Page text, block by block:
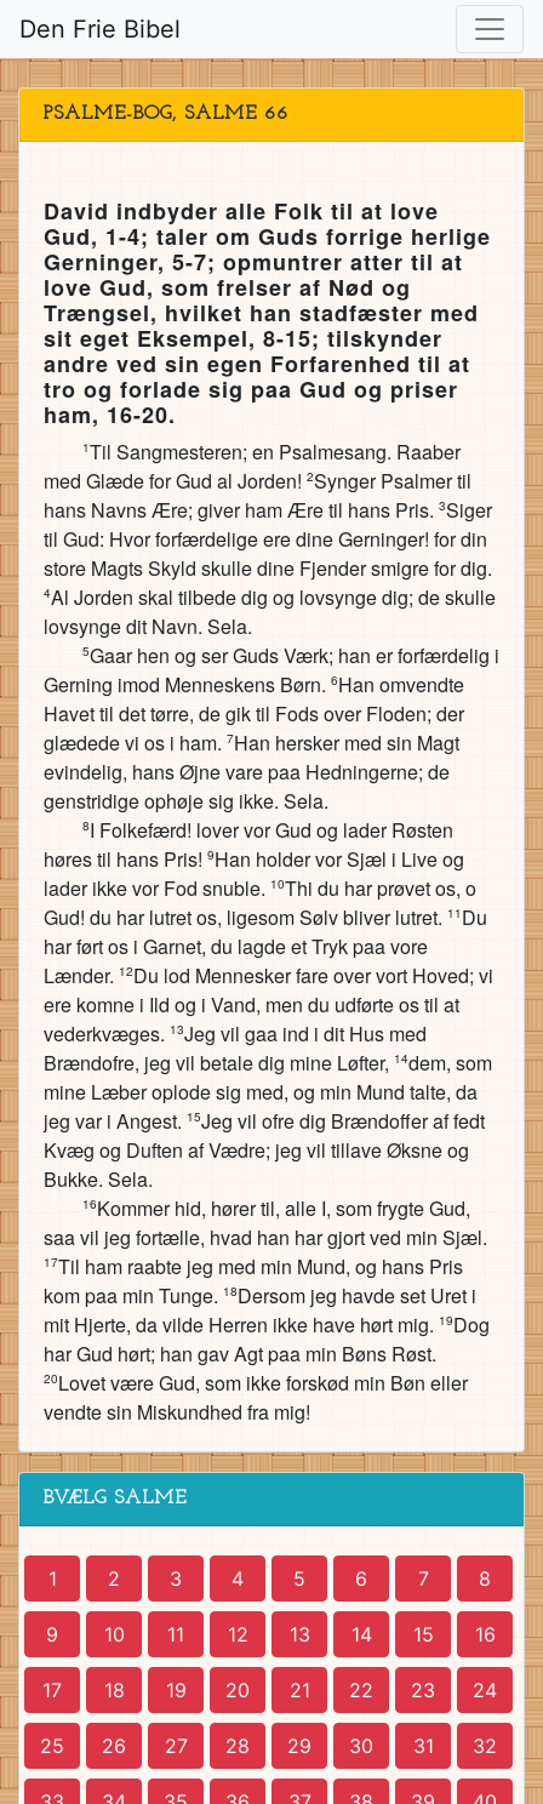
Den Frie Bibel
PSALME-BOG, SALME 66
David indbyder alle Folk til at love
Gud, 1-4; taler om Guds forrige herlige
Gerninger, 5-7; opmuntrer atter til at
love Gud, som frelser af Nød og
Trængsel, hvilket han stadfæster med
sit eget Eksempel, 8-15; tilskynder
andre ved sin egen Forfarenhed til at
tro og forlade sig paa Gud og priser
ham, 16-20.
1Til Sangmesteren; en Psalmesang. Raaber
med Glæde for Gud al Jorden! 2Synger Psalmer til
hans Navns Ære; giver ham Ære til hans Pris. 3Siger
til Gud: Hvor forfærdelige ere dine Gerninger! for din
store Magts Skyld skulle dine Fjender smigre for dig.
4Al Jorden skal tilbede dig og lovsynge dig; de skulle
lovsynge dit Navn. Sela.
5Gaar hen og ser Guds Værk; han er forfærdelig i
Gerning imod Menneskens Børn. 6Han omvendte
Havet til det tørre, de gik til Fods over Floden; der
glædede vi os i ham. 7Han hersker med sin Magt
evindelig, hans Øjne vare paa Hedningerne; de
genstridige ophøje sig ikke. Sela.
8I Folkefærd! lover vor Gud og lader Røsten
høres til hans Pris! 9Han holder vor Sjæl i Live og
lader ikke vor Fod snuble. 10Thi du har prøvet os, o
Gud! du har lutret os, ligesom Sølv bliver lutret. 11 Du
har ført os i Garnet, du lagde et Tryk paa vore
Lænder. 12Du lod Mennesker fare over vort Hoved; vi
ere komne i Ild og i Vand, men du udførte os til at
vederkvæges. 13Jeg vil gaa ind i dit Hus med
Brændofre, jeg vil betale dig mine Løfter, 14dem, som
mine Læber oplode sig med, og min Mund talte, da
jeg var i Angest. 15Jeg vil ofre dig Brændoffer af fedt
Kvæg og Duften af Vædre; jeg vil tillave Øksne og
Bukke. Sela.
16Kommer hid, hører til, alle I, som frygte Gud,
saa vil jeg fortælle, hvad han har gjort ved min Sjæl.
17Til ham raabte jeg med min Mund, og hans Pris
kom paa min Tunge. 18Dersom jeg havde set Uret i
mit Hjerte, da vilde Herren ikke have hørt mig. 19Dog
har Gud hørt; han gav Agt paa min Bøns Røst.
20Lovet være Gud, som ikke forskød min Bøn eller
vendte sin Miskundhed fra mig!
BVÆLG SALME
1 2 3 4 5 6 7 8
9 10 11 12 13 14 15 16
17 18 19 20 21 22 23 24
25 26 27 28 29 30 31 32